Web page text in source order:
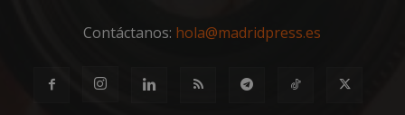
Contáctanos: hola@madridpress.es
preferencias
funcionalidad